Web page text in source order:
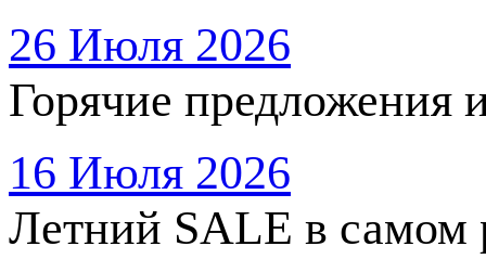
26 Июля 2026
Горячие предложения
16 Июля 2026
Летний SALE в самом